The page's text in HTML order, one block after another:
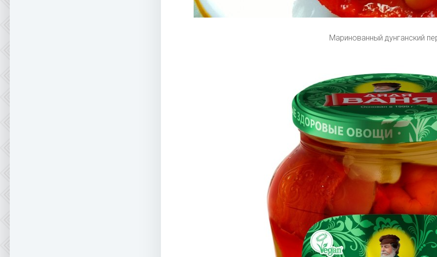
Маринованный дунганский